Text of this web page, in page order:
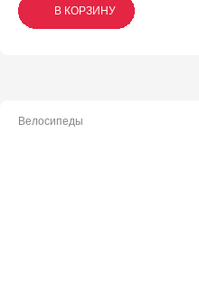
В КОРЗИНУ
В КОРЗИНУ
В КОРЗИНУ
Велосипеды